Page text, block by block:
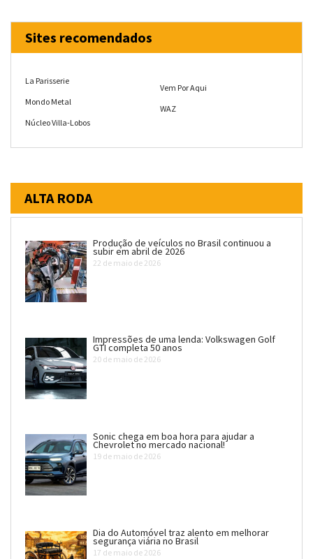
Sites recomendados
La Parisserie
Mondo Metal
Núcleo Villa-Lobos
Vem Por Aqui
WAZ
ALTA RODA
Produção de veículos no Brasil continuou a
subir em abril de 2026
22 de maio de 2026
Impressões de uma lenda: Volkswagen Golf
GTI completa 50 anos
20 de maio de 2026
Sonic chega em boa hora para ajudar a
Chevrolet no mercado nacional!
19 de maio de 2026
Dia do Automóvel traz alento em melhorar
segurança viária no Brasil
17 de maio de 2026